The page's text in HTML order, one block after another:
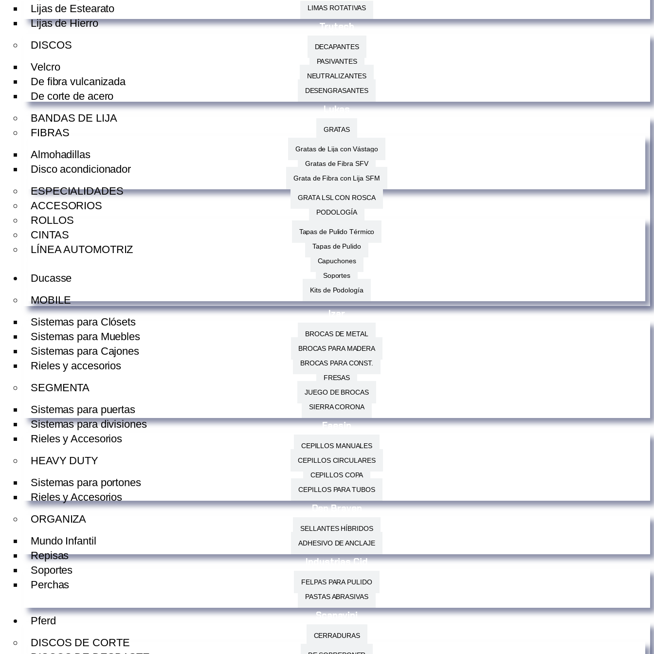
LIMAS ROTATIVAS
Trytech
DECAPANTES
PASIVANTES
NEUTRALIZANTES
DESENGRASANTES
Lukas
GRATAS
Gratas de Lija con Vástago
Gratas de Fibra SFV
Grata de Fibra con Lija SFM
GRATA LSL CON ROSCA
PODOLOGÍA
Tapas de Pulido Térmico
Tapas de Pulido
Capuchones
Soportes
Kits de Podología
Izar
BROCAS DE METAL
BROCAS PARA MADERA
BROCAS PARA CONST.
FRESAS
JUEGO DE BROCAS
SIERRA CORONA
Faesin
CEPILLOS MANUALES
CEPILLOS CIRCULARES
CEPILLOS COPA
CEPILLOS PARA TUBOS
Den Braven
SELLANTES HÍBRIDOS
ADHESIVO DE ANCLAJE
Industrias Cid
FELPAS PARA PULIDO
PASTAS ABRASIVAS
Scanavini
CERRADURAS
Lijas de Estearato
Lijas de Hierro
DISCOS
Velcro
De fibra vulcanizada
De corte de acero
BANDAS DE LIJA
FIBRAS
Almohadillas
Disco acondicionador
ESPECIALIDADES
ACCESORIOS
ROLLOS
CINTAS
LÍNEA AUTOMOTRIZ
Ducasse
MOBILE
Sistemas para Clósets
Sistemas para Muebles
Sistemas para Cajones
Rieles y accesorios
SEGMENTA
Sistemas para puertas
Sistemas para divisiones
Rieles y Accesorios
HEAVY DUTY
Sistemas para portones
Rieles y Accesorios
ORGANIZA
Mundo Infantil
Repisas
Soportes
Perchas
Pferd
DISCOS DE CORTE